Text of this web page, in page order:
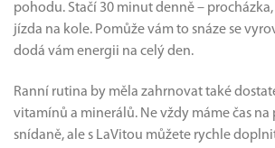
pohodu. Stačí 30 minut denně –
jízda na kole. Pomůže vám to snáze se
dodá vám energii na celý den.
Ranní rutina by měla zahrnovat také
vitamínů a minerálů. Ne vždy máme čas
snídaně, ale s LaVitou můžete rychle